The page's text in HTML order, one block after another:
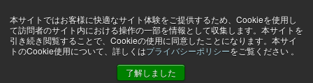
本サイトではお客様に快適なサイト体験をご提供するため、Cookieを使用し
て訪問者のサイト内における操作の一部を情報として収集します。本サイトを
引き続き閲覧することで、Cookieの使用に同意したことになります。本サイ
トのCookie使用について、詳しくはプライバシーポリシーをご覧ください 。
了解しました
ソフトウェアダウンロード